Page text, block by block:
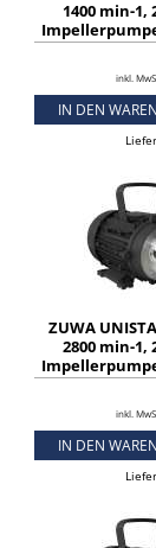
1400 min-1,
Kabel und
inkl.
IN DEN
ZUWA
2800 min-1,
Kabel und
inkl.
IN DEN